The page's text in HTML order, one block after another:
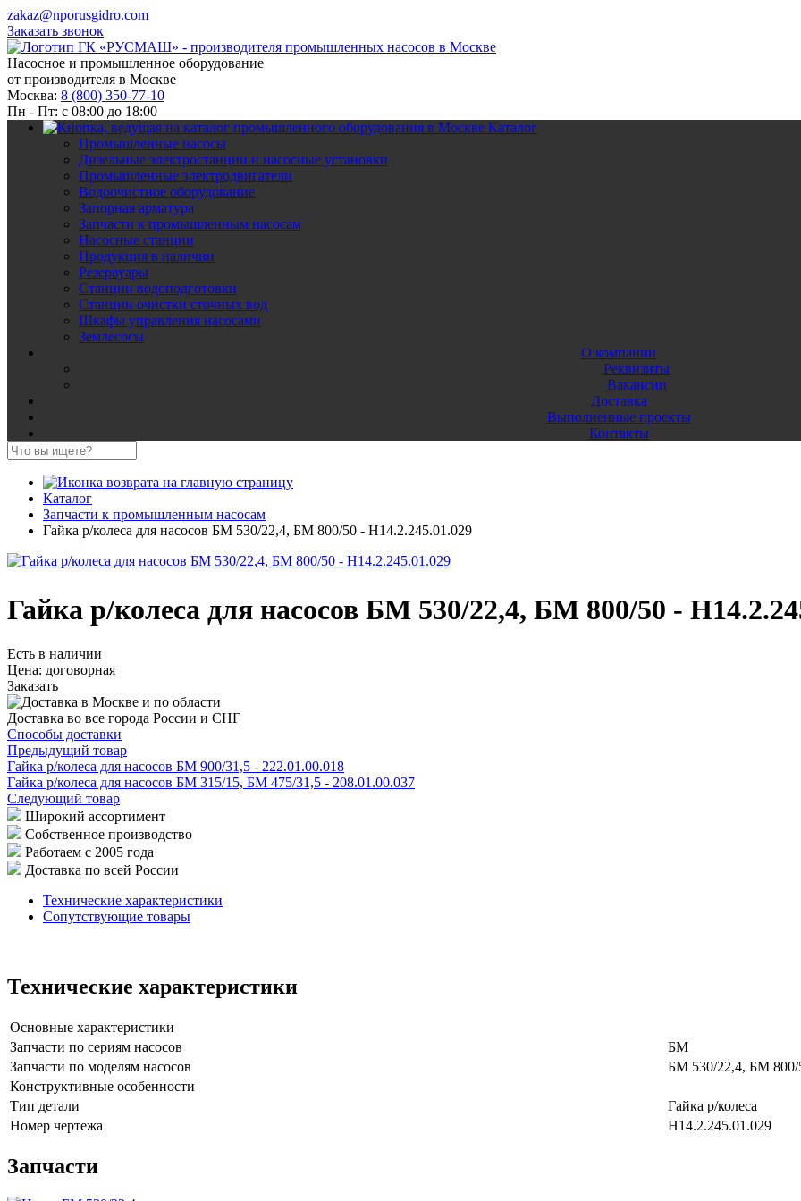
zakaz@nporusgidro.com
Заказать звонок
Насосное и промышленное оборудование
от производителя в Москве
Москва: 8 (800) 350-77-10
Пн - Пт: с 08:00 до 18:00
Каталог
Промышленные насосы
Дизельные электростанции и насосные установки
Промышленные электродвигатели
Водоочистное оборудование
Запорная арматура
Запчасти к промышленным насосам
Насосные станции
Продукция в наличии
Резервуары
Станции водоподготовки
Станции очистки сточных вод
Шкафы управления насосами
Землесосы
О компании
Реквизиты
Вакансии
Доставка
Выполненные проекты
Контакты
Каталог
Запчасти к промышленным насосам
Гайка р/колеса для насосов БМ 530/22,4, БМ 800/50 - Н14.2.245.01.029
Гайка р/колеса для насосов БМ 530/22,4, БМ 800/50 -
Есть в наличии
Цена: договорная
Заказать
Доставка во все города России и СНГ
Способы доставки
Предыдущий товар
Гайка р/колеса для насосов БМ 900/31,5 - 222.01.00.018
Гайка р/колеса для насосов БМ 315/15, БМ 475/31,5 - 208.01.00.037
Следующий товар
Широкий ассортимент
Собственное производство
Работаем с 2005 года
Доставка по всей России
Технические характеристики
Сопутствующие товары
Технические характеристики
Основные характеристики
Запчасти по сериям насосов
БМ
Запчасти по моделям насосов
БМ 530/22,4, БМ 800/
Конструктивные особенности
Тип детали
Гайка р/колеса
Номер чертежа
Н14.2.245.01.029
Запчасти